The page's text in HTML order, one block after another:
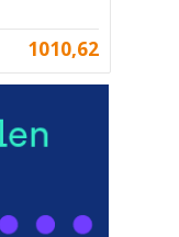
1010,62